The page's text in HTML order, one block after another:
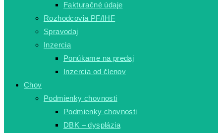
Fakturačné údaje
Rozhodcovia PF/IHF
Spravodaj
Inzercia
Ponúkame na predaj
Inzercia od členov
Chov
Podmienky chovnosti
Podmienky chovnosti
DBK – dysplázia